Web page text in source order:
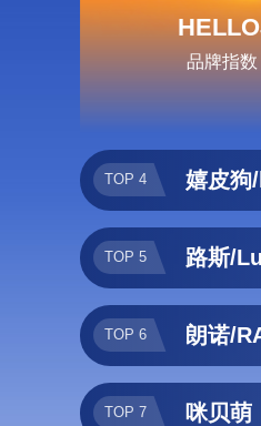
品牌指数
TOP 4 嬉皮
TOP 5 路斯/
TOP 6 朗诺/
TOP 7 咪贝萌